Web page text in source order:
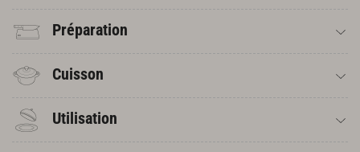
Préparation
Cuisson
Utilisation